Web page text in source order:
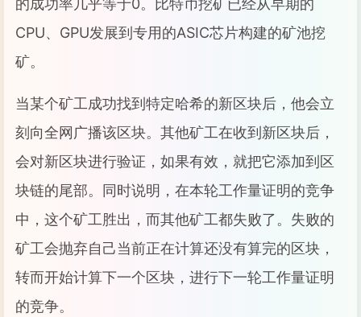
的成功率几乎等于0。比特币挖矿已经从早期的
CPU、GPU发展到专用的ASIC芯片构建的矿池挖
矿。
当某个矿工成功找到特定哈希的新区块后，他会立
刻向全网广播该区块。其他矿工在收到新区块后，
会对新区块进行验证，如果有效，就把它添加到区
块链的尾部。同时说明，在本轮工作量证明的竞争
中，这个矿工胜出，而其他矿工都失败了。失败的
矿工会抛弃自己当前正在计算还没有算完的区块，
转而开始计算下一个区块，进行下一轮工作量证明
的竞争。